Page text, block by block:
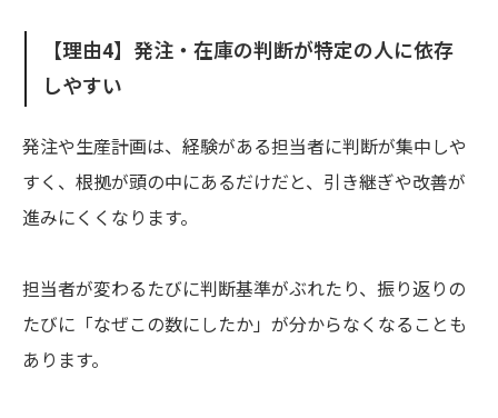
【理由4】発注・在庫の判断が特定の人に依存
しやすい
発注や生産計画は、経験がある担当者に判断が集中しや
すく、根拠が頭の中にあるだけだと、引き継ぎや改善が
進みにくくなります。
担当者が変わるたびに判断基準がぶれたり、振り返りの
たびに「なぜこの数にしたか」が分からなくなることも
あります。